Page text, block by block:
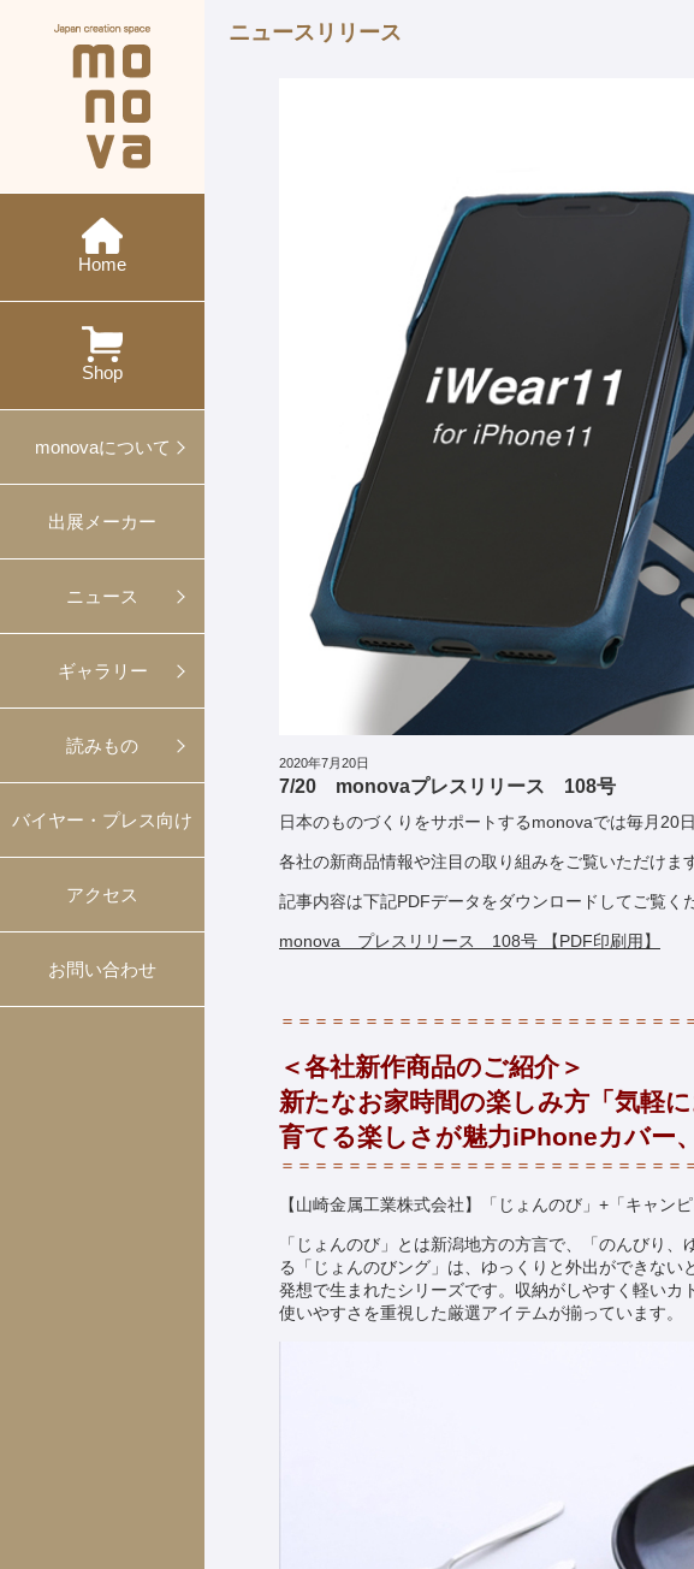
Home
Shop
monovaについて ギフト・ノベルティ
出展メーカー
ニュース
ギャラリー
読みもの
バイヤー・プレス向け
アクセス
お問い合わせ
ニュースリリース
2020年7月20日
7/20 monovaプレスリリース 108号
日本のものづくりをサポートするmonovaでは毎月20
各社の新商品情報や注目の取り組みをご覧いただけます
記事内容は下記PDFデータをダウンロードしてご覧く
monova プレスリリース 108号 【PDF印刷用】
＝＝＝＝＝＝＝＝＝＝＝＝＝＝＝＝＝＝＝＝＝＝＝＝
＜各社新作商品のご紹介＞
新たなお家時間の楽しみ方「 気軽
育てる楽しさが魅力iPhoneカバー
＝＝＝＝＝＝＝＝＝＝＝＝＝＝＝＝＝＝＝＝＝＝＝＝
【山崎金属工業株式会社】「じょんのび」+「キャン
「じょんのび」とは新潟地方の方言で、「のんびり
る「じょんのびング」は、ゆっくりと外出ができな
発想で生まれたシリーズです。収納がしやすく軽いカ
使いやすさを重視した厳選アイテムが揃っています。